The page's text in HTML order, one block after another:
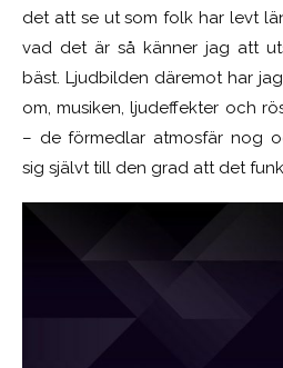
det att se ut som folk har levt
vad det är så känner jag att
bäst. Ljudbilden däremot har
om, musiken, ljudeffekter och
– de förmedlar atmosfär nog
sig självt till den grad att det